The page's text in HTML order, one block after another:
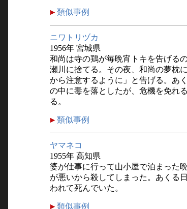
類似事例
ニワトリヅカ
1956年 宮城県
和尚は寺の鶏が毎晩宵トキを告げる
瀬川に捨てる。その夜、和尚の夢枕
から注意するように」と告げる。あ
の中に毒を落としたが、危機を免れ
る。
類似事例
ヤマネコ
1955年 高知県
婆が仕事に行って山小屋で泊まった
が悪いから殺してしまった。あくる
われて死んでいた。
類似事例